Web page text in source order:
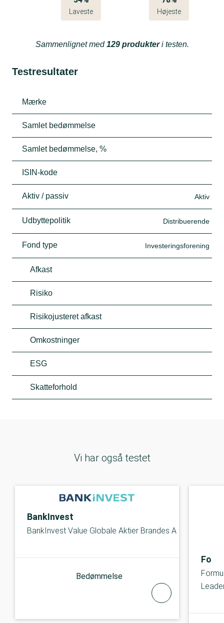
Laveste Højeste
Sammenlignet med129 produkteri testen.
Testresultater
Mærke
Samlet bedømmelse
Samlet bedømmelse, %
ISIN-kode
Aktiv / passiv Aktiv
Udbyttepolitik Distribuerende
Fond type Investeringsforening
Afkast
Risiko
Risikojusteret afkast
Omkostninger
ESG
Skatteforhold
Vi har også testet
BankInvest
BankInvest Value Globale Aktier Brandes A
Bedømmelse